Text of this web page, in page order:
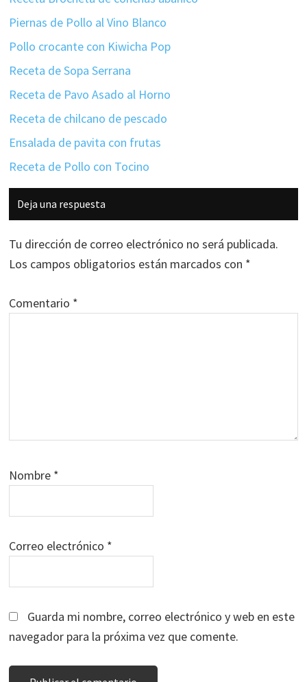
Piernas de Pollo al Vino Blanco
Pollo crocante con Kiwicha Pop
Receta de Sopa Serrana
Receta de Pavo Asado al Horno
Receta de chilcano de pescado
Ensalada de pavita con frutas
Receta de Pollo con Tocino
Interacciones
con
los
lectores
Deja una respuesta
Tu dirección de correo electrónico no será publicada.
Los campos obligatorios están marcados con *
Comentario *
Nombre *
Correo electrónico *
Guarda mi nombre, correo electrónico y web en este
navegador para la próxima vez que comente.